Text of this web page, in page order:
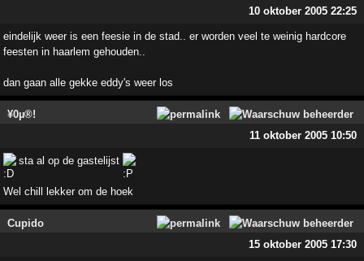
10 oktober 2005 22:25
eindelijk weer is een feesie in de stad.. er worden veel te weinig hardcore
feesten in haarlem gehouden..
dan gaan alle gekke eddy's weer los
¥0µ®!
11 oktober 2005 10:50
sta al op de gastelijst
Wel chill lekker om de hoek
Cupido
15 oktober 2005 17:30